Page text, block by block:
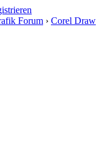
Forum › Corel Draw